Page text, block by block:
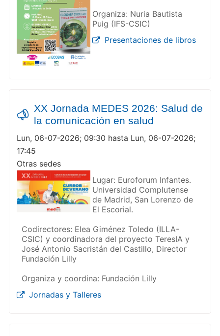
Organiza: Nuria Bautista
Puig (IFS-CSIC)
Presentaciones de libros
XX Jornada MEDES 2026: Salud de
la comunicación en salud
Lun, 06-07-2026; 09:30 hasta Lun, 06-07-2026;
17:45
Otras sedes
Lugar: Euroforum Infantes.
Universidad Complutense
de Madrid, San Lorenzo de
El Escorial.
Codirectores: Elea Giménez Toledo (ILLA-
CSIC) y coordinadora del proyecto TeresIA y
José Antonio Sacristán del Castillo, Director
Fundación Lilly
Organiza y coordina: Fundación Lilly
Jornadas y Talleres